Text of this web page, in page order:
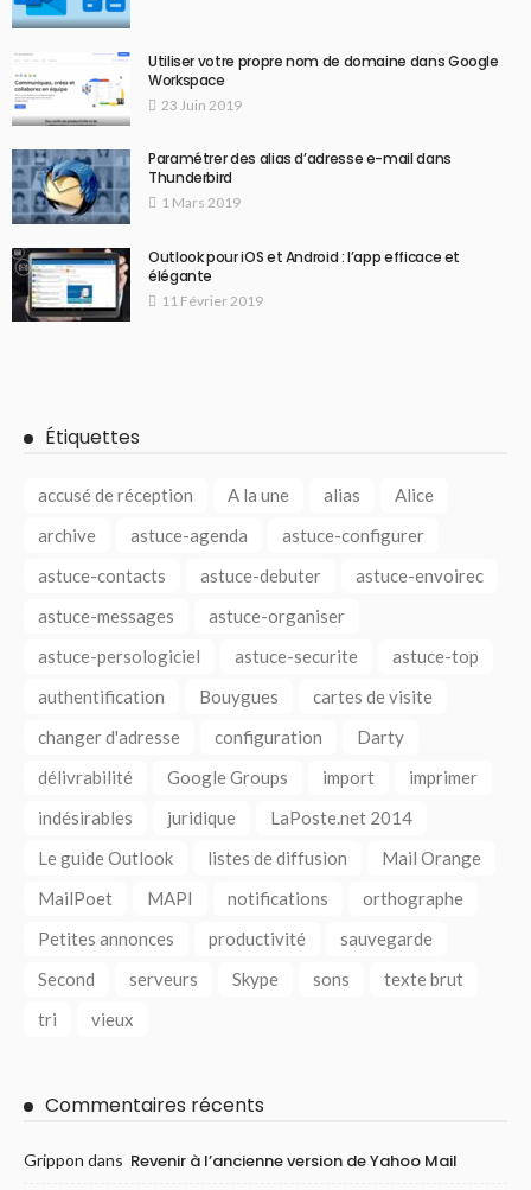
Utiliser votre propre nom de domaine dans Google
Workspace
23 Juin 2019
Paramétrer des alias d’adresse e-mail dans
Thunderbird
1 Mars 2019
Outlook pour iOS et Android : l’app efficace et
élégante
11 Février 2019
Étiquettes
accusé de réception A la une alias
Alice
archive
astuce-agenda
astuce-configurer
astuce-contacts
astuce-debuter
astuce-envoirec
astuce-messages
astuce-organiser
astuce-persologiciel
astuce-securite
astuce-top
authentification
Bouygues
cartes de visite
changer d'adresse
configuration
Darty
délivrabilité
Google Groups import
imprimer
indésirables
juridique
LaPoste.net 2014
Le guide Outlook
listes de diffusion
Mail Orange
MailPoet
MAPI notifications
orthographe
Petites annonces
productivité
sauvegarde
Second
serveurs Skype sons
texte brut
tri
vieux
Commentaires récents
Grippon dans Revenir à l’ancienne version de Yahoo Mail